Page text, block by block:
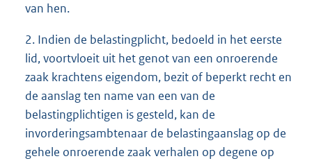
van hen.
2. Indien de belastingplicht, bedoeld in het eerste
lid, voortvloeit uit het genot van een onroerende
zaak krachtens eigendom, bezit of beperkt recht en
de aanslag ten name van een van de
belastingplichtigen is gesteld, kan de
invorderingsambtenaar de belastingaanslag op de
gehele onroerende zaak verhalen op degene op